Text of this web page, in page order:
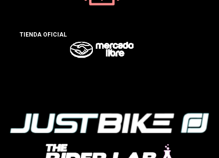
TIENDA OFICIAL